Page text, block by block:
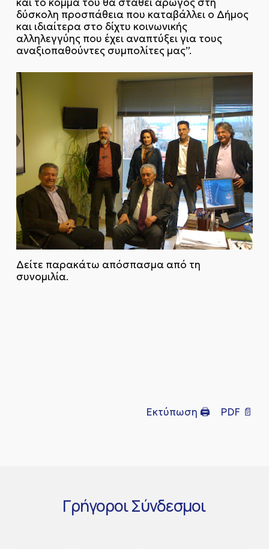
δύσκολη προσπάθεια που καταβάλλει ο Δήμος
και ιδιαίτερα στο δίχτυ κοινωνικής
αλληλεγγύης που έχει αναπτύξει για τους
αναξιοπαθούντες συμπολίτες μας”.
Δείτε παρακάτω απόσπασμα από τη
συνομιλία.
Εκτύπωση 🖨 PDF 📄
ΓρήγοροιΣύνδεσμοι